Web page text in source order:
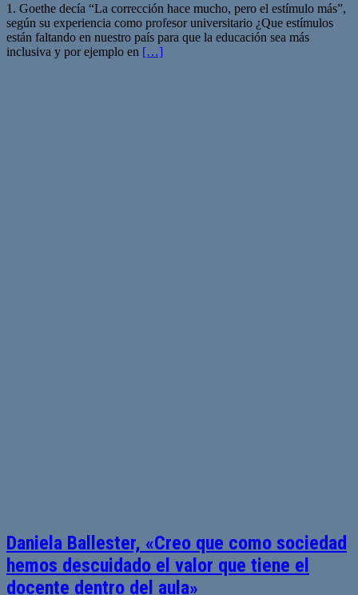
1. Goethe decía “La corrección hace mucho, pero el estímulo más”,
según su experiencia como profesor universitario ¿Que estímulos
están faltando en nuestro país para que la educación sea más
inclusiva y por ejemplo en […]
Daniela Ballester, «Creo que como sociedad
hemos descuidado el valor que tiene el
docente dentro del aula»